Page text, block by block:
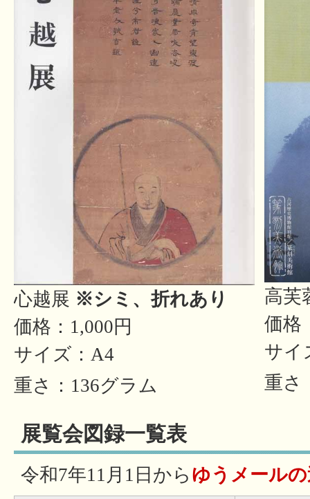
心越展 ※シミ、折れあり
価格：1,000円
サイズ：A4
重さ：136グラム
高芙
価格
サイ
重さ
展覧会図録一覧表
令和7年11月1日から ゆうメール